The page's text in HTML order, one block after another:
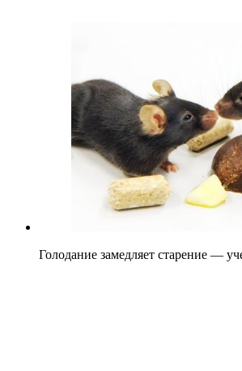
Голодание замедляет старение —